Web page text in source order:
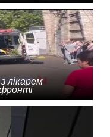
лікарем